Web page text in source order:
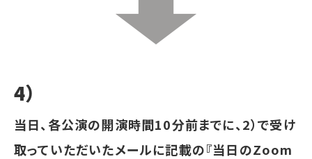
4）
当日、各公演の開演時間10分前までに、2）で受け
取っていただいたメールに記載の『当日のZoom